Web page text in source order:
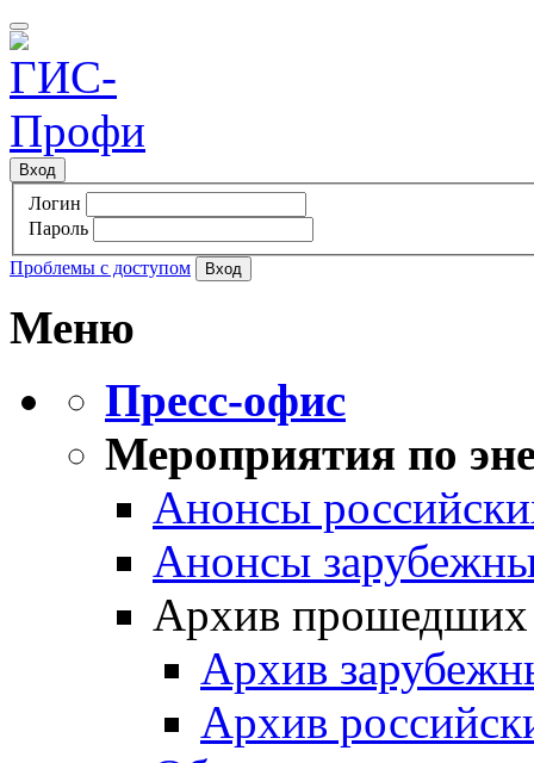
Вход
Логин
Пароль
Проблемы с доступом
Меню
Пресс-офис
Мероприятия по
Анонсы
Анонсы
Архив прошедших
Архив
Архив